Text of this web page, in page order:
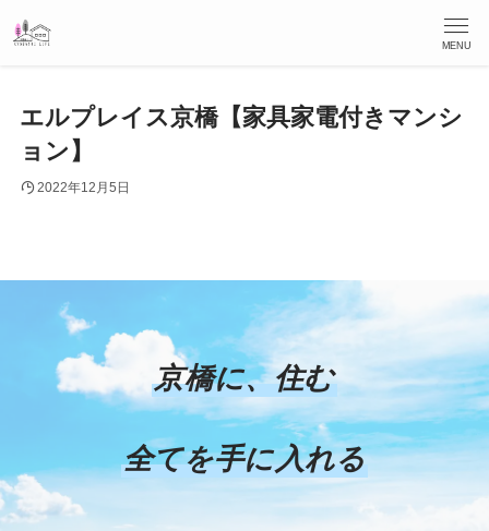
MENU
エルプレイス京橋【家具家電付きマンシ
ョン】
2022年12月5日
京橋に、住む
全てを手に入れる